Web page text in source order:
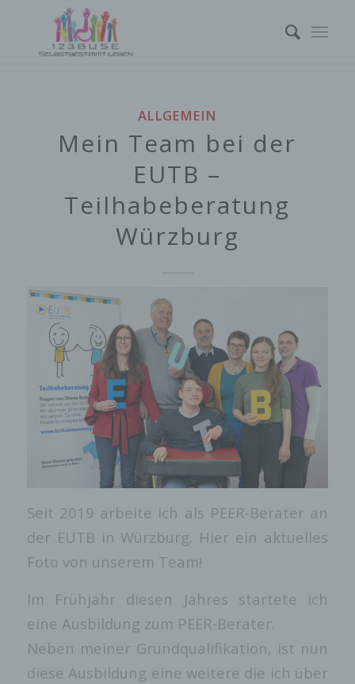
ALLGEMEIN
Mein Team bei der
EUTB –
Teilhabeberatung
Würzburg
Seit 2019 arbeite ich als PEER-Berater an
der EUTB in Würzburg. Hier ein aktuelles
Foto von unserem Team!
Im Frühjahr diesen Jahres startete ich
eine Ausbildung zum PEER-Berater.
Neben meiner Grundqualifikation, ist nun
diese Ausbildung eine weitere die ich über